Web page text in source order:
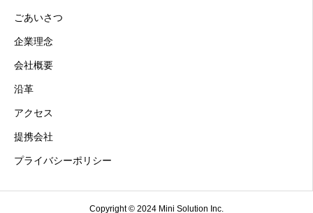
ごあいさつ
企業理念
会社概要
沿革
アクセス
提携会社
プライバシーポリシー
Copyright © 2024 Mini Solution Inc.